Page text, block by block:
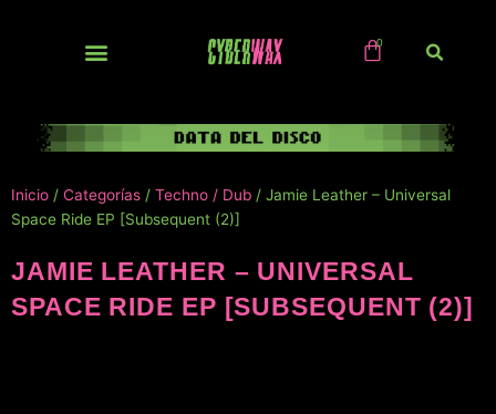
Inicio / Categorías / Techno / Dub / Jamie Leather – Universal
Space Ride EP [Subsequent (2)]
JAMIE LEATHER – UNIVERSAL
SPACE RIDE EP [SUBSEQUENT (2)]